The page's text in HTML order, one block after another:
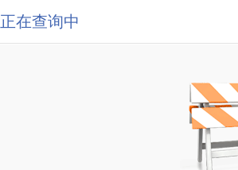
正在查询中